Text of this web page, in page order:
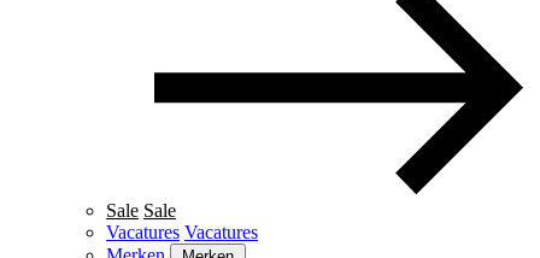
Sale Sale
Vacatures Vacatures